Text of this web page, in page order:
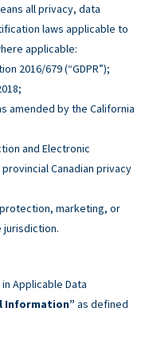
all privacy, data
laws applicable to
applicable:
2016/679 (“GDPR”);
amended by the California
and Electronic
provincial Canadian privacy
marketing, or
jurisdiction.
Applicable Data
Information” as defined